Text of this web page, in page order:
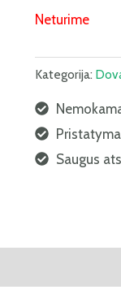
Neturime
Kategorija:
Saugus